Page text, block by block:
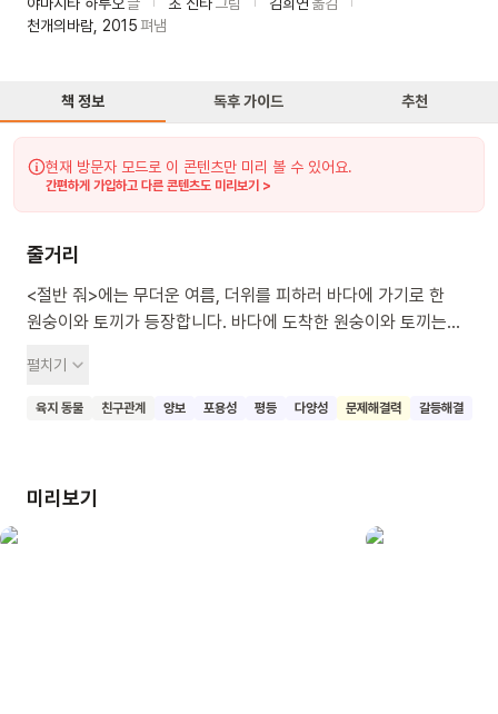
천개의바람 2015펴냄
책 정보 독후 가이드 추천
현재 방문자 모드로 이 콘텐츠만 미리 볼 수 있어요.
간편하게 가입하고 다른 콘텐츠도 미리보기 >
줄거리
<절반 줘>에는 무더운 여름, 더위를 피하러 바다에 가기로 한
원숭이와 토끼가 등장합니다. 바다에 도착한 원숭이와 토끼는
갖기로 했지요. 그런데 이게 무슨 일이죠? 물고기가 잡힌 것은
분명한데, 아무리 낚싯대를 당겨도 나오지를 않는 거예요.
소리치네요. “절반 줘!” 모두에게 절반을 나눠줄 수 없다면
어떻게 해야 할까요? 이 책을 읽은 어린이들도 개인의 이익이
펼치기
육지 동물 친구관계 양보 포용성 평등 다양성 문제해결력 갈등해결
미리보기